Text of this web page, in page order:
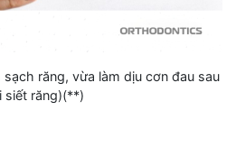
răng, vừa làm dịu cơn đau sau
siết răng)(**)